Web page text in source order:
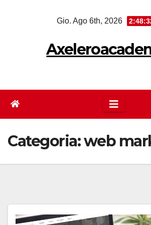
Gio. Ago 6th, 2026
Categoria:web